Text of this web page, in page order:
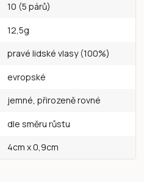
10 (5 párů)
12,5g
pravé lidské vlasy (100%)
evropské
jemné, přirozeně rovné
dle směru růstu
4cm x 0,9cm